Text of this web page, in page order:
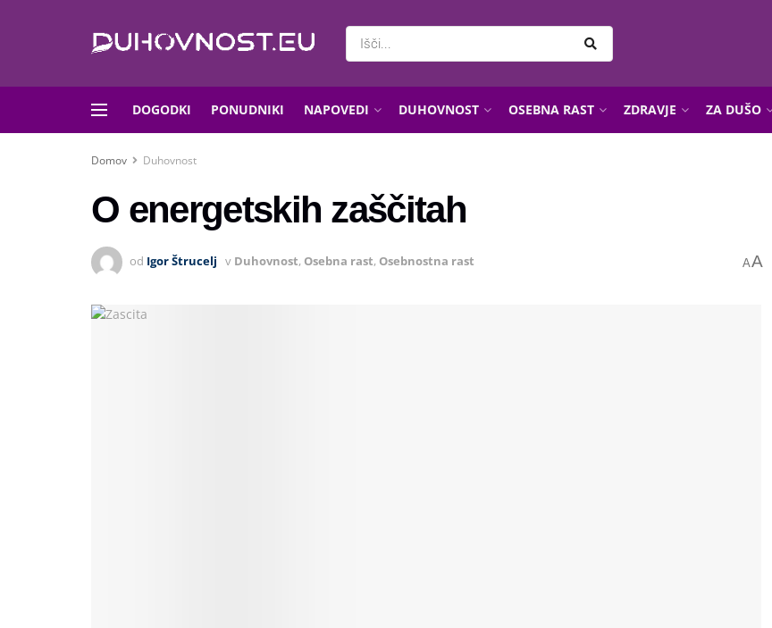
DOGODKI PONUDNIKI NAPOVEDI DUHOVNOST OSEBNA RAST ZDRAVJE ZA DUŠO
Domov Duhovnost
O energetskih zaščitah
od Igor Štrucelj v Duhovnost, Osebna rast, Osebnostna rast AA